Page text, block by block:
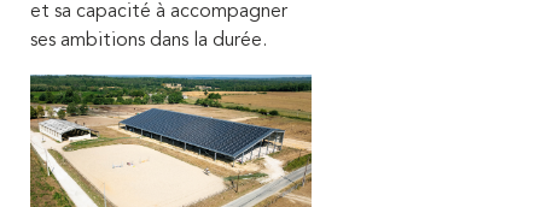
et sa capacité à accompagner
ses ambitions dans la durée.